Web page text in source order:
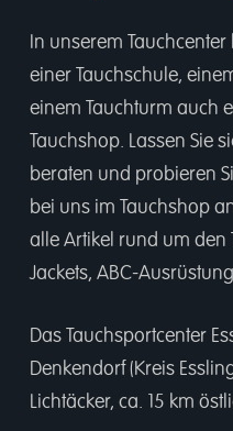
In unserem Tauchcenter
einer Tauchschule,
einem Tauchturm auch
Tauchshop. Lassen Sie
beraten und probieren
bei uns im Tauchshop
alle Artikel rund um den
Jackets, ABC-
Das Tauchsportcenter
Denkendorf (Kreis
Lichtäcker, ca. 15 km